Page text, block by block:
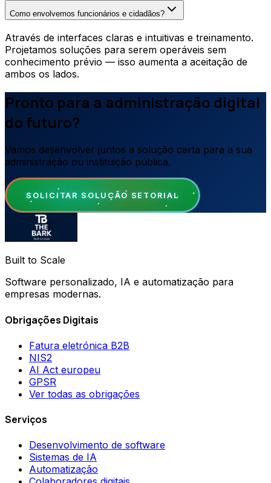
Como envolvemos funcionários e cidadãos?
Através de interfaces claras e intuitivas e treinamento.
Projetamos soluções para serem operáveis sem
conhecimento prévio — isso aumenta a aceitação de
ambos os lados.
Pronto para a administração digital
do futuro?
Vamos desenvolver juntos a solução certa para a sua
administração ou instituição pública.
SOLICITAR SOLUÇÃO SETORIAL
Built to Scale
Software personalizado, IA e automatização para
empresas modernas.
Obrigações Digitais
Fatura eletrónica B2B
NIS2
AI Act europeu
GPSR
Ver todas as obrigações
Serviços
Desenvolvimento de software
Sistemas de IA
Automatização